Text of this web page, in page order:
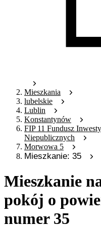
Mieszkania
lubelskie
Lublin
Konstantynów
FIP 11 Fundusz
Niepublicznych
Morwowa 5
Mieszkanie: 35
Mieszkanie
pokój o
numer 35